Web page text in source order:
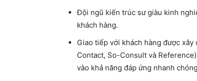
Đội ngũ kiến ​​trúc sư giàu kinh
khách hàng.
Giao tiếp với khách hàng được
Contact, So-Consult và
vào khả năng đáp ứng nhanh